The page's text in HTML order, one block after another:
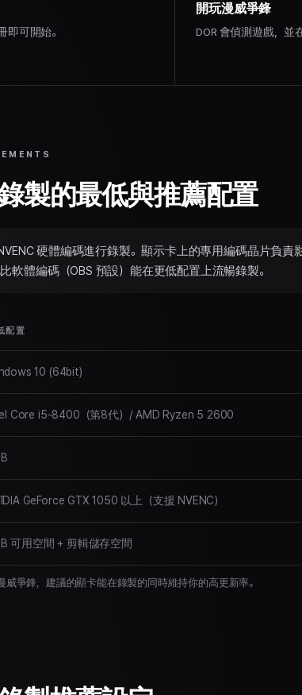
即可開始。
開玩漫威爭鋒
DOR 會偵測遊戲，並
製的最低與推薦配置
硬體編碼進行錄製。顯示卡上的專用編碼晶片負責
軟體編碼（OBS 預設）能在更低配置上流暢錄製。
配置
10 (64bit)
Core i5-8400（第8代）/ AMD Ryzen 5 2600
GeForce GTX 1050 以上（支援 NVENC）
可用空間 + 剪輯儲存空間
爭鋒，建議的顯卡能在錄製的同時維持你的高更新率。